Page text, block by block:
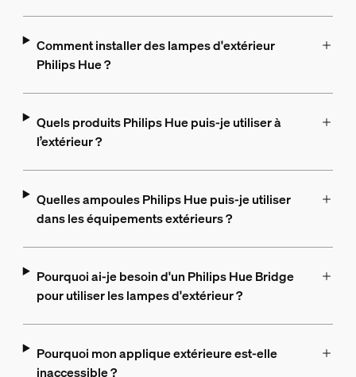
Comment installer des lampes d'extérieur
Philips Hue ?
Quels produits Philips Hue puis-je utiliser à
l’extérieur ?
Quelles ampoules Philips Hue puis-je utiliser
dans les équipements extérieurs ?
Pourquoi ai-je besoin d'un Philips Hue Bridge
pour utiliser les lampes d'extérieur ?
Pourquoi mon applique extérieure est-elle
inaccessible ?